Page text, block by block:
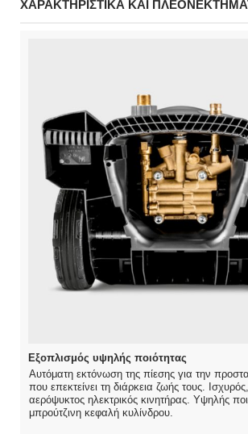
ΧΑΡΑΚΤΗΡΙΣΤΙΚΑ ΚΑΙ
Εξοπλισμός υψηλής ποιότητας
Αυτόματη εκτόνωση της πίεσης για την
που επεκτείνει τη διάρκεια ζωής τους.
αερόψυκτος ηλεκτρικός κινητήρας. Υψηλής
μπρούτζινη κεφαλή κυλίνδρου.